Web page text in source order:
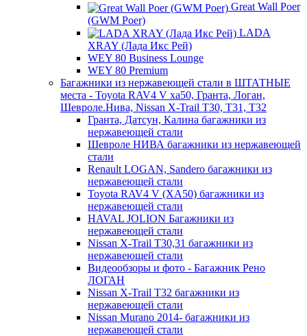
Great Wall Poer
(GWM Poer)
LADA
XRAY (Лада Икс Рей)
WEY 80 Business Lounge
WEY 80 Premium
Багажники из нержавеющей стали в ШТАТНЫЕ
места - Toyota RAV4 V xa50, Гранта, Логан,
Шевроле.Нива, Nissan X-Trail Т30, Т31, Т32
Гранта, Датсун, Калина багажники из
нержавеющей стали
Шевроле НИВА багажники из нержавеющей
стали
Renault LOGAN, Sandero багажники из
нержавеющей стали
Toyota RAV4 V (XA50) багажники из
нержавеющей стали
HAVAL JOLION Багажники из
нержавеющей стали
Nissan X-Trail Т30,31 багажники из
нержавеющей стали
Видеообзоры и фото - Багажник Рено
ЛОГАН
Nissan X-Trail Т32 багажники из
нержавеющей стали
Nissan Murano 2014- багажники из
нержавеющей стали